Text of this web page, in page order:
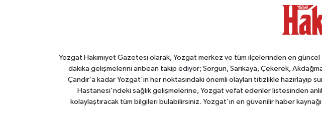
Yozgat Hakimiyet Gazetesi olarak, Yozgat merkez ve tüm ilçelerinden en güncel
dakika gelişmelerini anbean takip ediyor; Sorgun, Sarıkaya, Çekerek,
Çandır’a kadar Yozgat'ın her noktasındaki önemli olayları titizlikle
Hastanesi'ndeki sağlık gelişmelerine, Yozgat vefat edenler listesinden
kolaylaştıracak tüm bilgileri bulabilirsiniz. Yozgat'ın en güvenilir haber